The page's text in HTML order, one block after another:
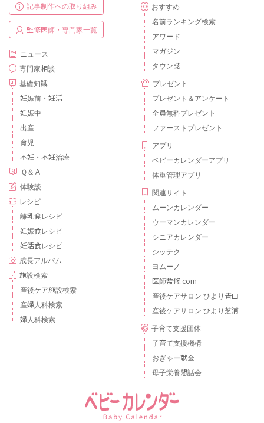
記事制作への取り組み
監修医師・専門家一覧
ニュース
専門家相談
基礎知識
妊娠前・妊活
妊娠中
出産
育児
不妊・不妊治療
Ｑ＆Ａ
体験談
レシピ
離乳食レシピ
妊娠食レシピ
妊活食レシピ
成長アルバム
施設検索
産後ケア施設検索
産婦人科検索
婦人科検索
おすすめ
名前ランキング検索
アワード
マガジン
タウン誌
プレゼント
プレゼント＆アンケート
全員無料プレゼント
ファーストプレゼント
アプリ
ベビーカレンダーアプリ
体重管理アプリ
関連サイト
ムーンカレンダー
ウーマンカレンダー
シニアカレンダー
シッテク
ヨムーノ
医師監修.com
産後ケアサロン ひより青山
産後ケアサロン ひより芝浦
子育て支援団体
子育て支援機構
おぎゃー献金
母子栄養懇話会